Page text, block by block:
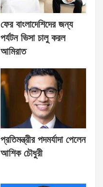
ফের বাংলাদেশিদের জন্য
পর্যটন ভিসা চালু করল
আমিরাত
প্রতিমন্ত্রীর পদমর্যাদা পেলেন
আশিক চৌধুরী